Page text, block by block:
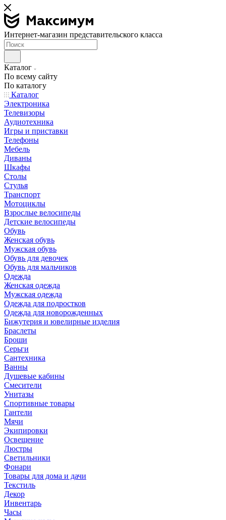
Интернет-магазин представительского класса
Каталог
По всему сайту
По каталогу
Каталог
Электроника
Телевизоры
Аудиотехника
Игры и приставки
Телефоны
Мебель
Диваны
Шкафы
Столы
Стулья
Транспорт
Мотоциклы
Взрослые велосипеды
Детские велосипеды
Обувь
Женская обувь
Мужская обувь
Обувь для девочек
Обувь для мальчиков
Одежда
Женская одежда
Мужская одежда
Одежда для подростков
Одежда для новорожденных
Бижутерия и ювелирные изделия
Браслеты
Броши
Серьги
Сантехника
Ванны
Душевые кабины
Смесители
Унитазы
Спортивные товары
Гантели
Мячи
Экипировки
Освещение
Люстры
Светильники
Фонари
Товары для дома и дачи
Текстиль
Декор
Инвентарь
Часы